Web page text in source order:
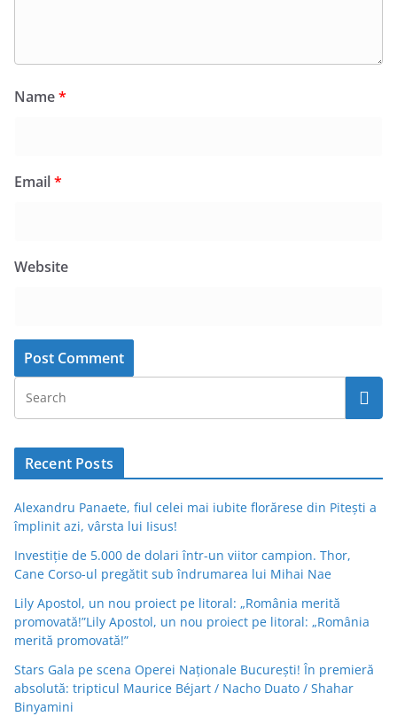
Name*
Email*
Website
Recent Posts
Alexandru Panaete, fiul celei mai iubite florărese din Pitești a
împlinit azi, vârsta lui Iisus!
Investiție de 5.000 de dolari într-un viitor campion. Thor,
Cane Corso-ul pregătit sub îndrumarea lui Mihai Nae
Lily Apostol, un nou proiect pe litoral: „România merită
promovată!”Lily Apostol, un nou proiect pe litoral: „România
merită promovată!”
Stars Gala pe scena Operei Naționale București! În premieră
absolută: tripticul Maurice Béjart / Nacho Duato / Shahar
Binyamini